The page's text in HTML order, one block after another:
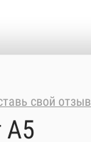
свой отзыв
А5